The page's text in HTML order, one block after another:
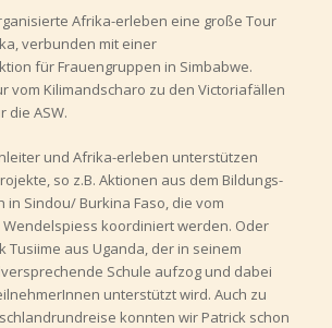
Afrika-erleben eine große Tour
verbunden mit einer
für Frauengruppen in Simbabwe.
vom Kilimandscharo zu den Victoriafällen
die ASW.
und Afrika-erleben unterstützen
so z.B. Aktionen aus dem Bildungs-
in Sindou/ Burkina Faso, die vom
koordiniert werden. Oder
Tusiime aus Uganda, der in seinem
Schule aufzog und dabei
unterstützt wird. Auch zu
konnten wir Patrick schon